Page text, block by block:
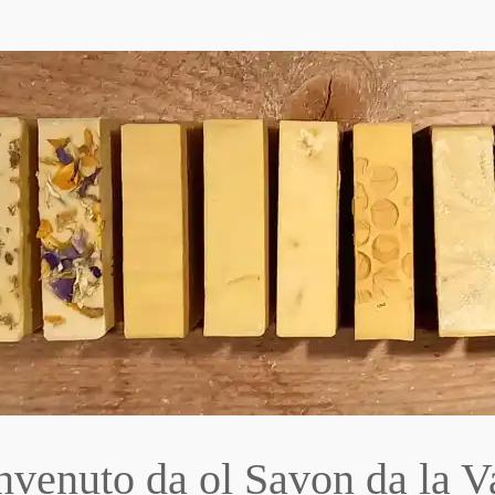
da ol Savon da la